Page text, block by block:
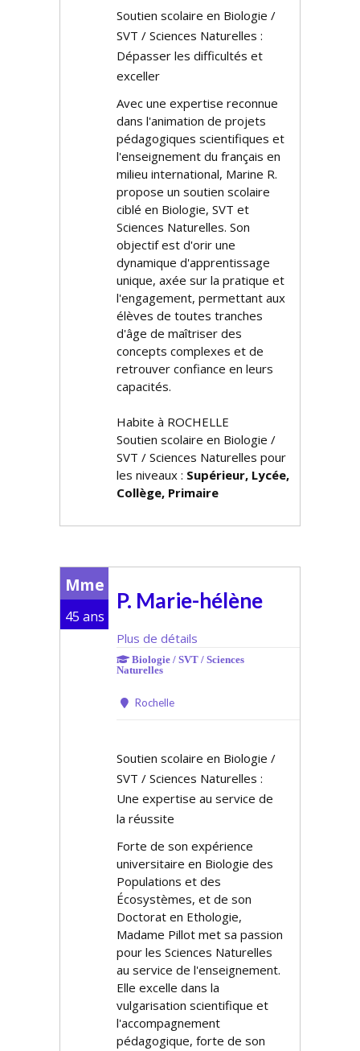
Soutien scolaire en Biologie /
SVT / Sciences Naturelles :
Dépasser les difficultés et
exceller
Avec une expertise reconnue
dans l'animation de projets
pédagogiques scientifiques et
l'enseignement du français en
milieu international, Marine R.
propose un soutien scolaire
ciblé en Biologie, SVT et
Sciences Naturelles. Son
objectif est d'offrir une
dynamique d'apprentissage
unique, axée sur la pratique et
l'engagement, permettant aux
élèves de toutes tranches
d'âge de maîtriser des
concepts complexes et de
retrouver confiance en leurs
capacités.
Habite à ROCHELLE
Soutien scolaire en Biologie /
SVT / Sciences Naturelles pour
les niveaux : Supérieur, Lycée,
Collège, Primaire
Mme
45 ans
P. Marie-hélène
Plus de détails
Biologie / SVT / Sciences
Naturelles
Rochelle
Soutien scolaire en Biologie /
SVT / Sciences Naturelles :
Une expertise au service de
la réussite
Forte de son expérience
universitaire en Biologie des
Populations et des
Écosystèmes, et de son
Doctorat en Ethologie,
Madame Pillot met sa passion
pour les Sciences Naturelles
au service de l'enseignement.
Elle excelle dans la
vulgarisation scientifique et
l'accompagnement
pédagogique, forte de son